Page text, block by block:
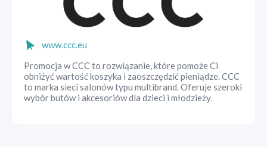
www.ccc.eu
Promocja w CCC to rozwiązanie, które pomoże Ci
obniżyć wartość koszyka i zaoszczędzić pieniądze. CCC
to marka sieci salonów typu multibrand. Oferuje szeroki
wybór butów i akcesoriów dla dzieci i młodzieży.